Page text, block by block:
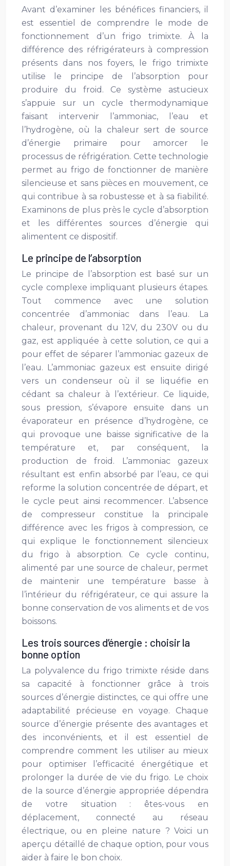
Avant d’examiner les bénéfices financiers, il
est essentiel de comprendre le mode de
fonctionnement d’un frigo trimixte. À la
différence des réfrigérateurs à compression
présents dans nos foyers, le frigo trimixte
utilise le principe de l’absorption pour
produire du froid. Ce système astucieux
s’appuie sur un cycle thermodynamique
faisant intervenir l’ammoniac, l’eau et
l’hydrogène, où la chaleur sert de source
d’énergie primaire pour amorcer le
processus de réfrigération. Cette technologie
permet au frigo de fonctionner de manière
silencieuse et sans pièces en mouvement, ce
qui contribue à sa robustesse et à sa fiabilité.
Examinons de plus près le cycle d’absorption
et les différentes sources d’énergie qui
alimentent ce dispositif.
Le principe de l’absorption
Le principe de l’absorption est basé sur un
cycle complexe impliquant plusieurs étapes.
Tout commence avec une solution
concentrée d’ammoniac dans l’eau. La
chaleur, provenant du 12V, du 230V ou du
gaz, est appliquée à cette solution, ce qui a
pour effet de séparer l’ammoniac gazeux de
l’eau. L’ammoniac gazeux est ensuite dirigé
vers un condenseur où il se liquéfie en
cédant sa chaleur à l’extérieur. Ce liquide,
sous pression, s’évapore ensuite dans un
évaporateur en présence d’hydrogène, ce
qui provoque une baisse significative de la
température et, par conséquent, la
production de froid. L’ammoniac gazeux
résultant est enfin absorbé par l’eau, ce qui
reforme la solution concentrée de départ, et
le cycle peut ainsi recommencer. L’absence
de compresseur constitue la principale
différence avec les frigos à compression, ce
qui explique le fonctionnement silencieux
du frigo à absorption. Ce cycle continu,
alimenté par une source de chaleur, permet
de maintenir une température basse à
l’intérieur du réfrigérateur, ce qui assure la
bonne conservation de vos aliments et de vos
boissons.
Les trois sources d’énergie : choisir la
bonne option
La polyvalence du frigo trimixte réside dans
sa capacité à fonctionner grâce à trois
sources d’énergie distinctes, ce qui offre une
adaptabilité précieuse en voyage. Chaque
source d’énergie présente des avantages et
des inconvénients, et il est essentiel de
comprendre comment les utiliser au mieux
pour optimiser l’efficacité énergétique et
prolonger la durée de vie du frigo. Le choix
de la source d’énergie appropriée dépendra
de votre situation : êtes-vous en
déplacement, connecté au réseau
électrique, ou en pleine nature ? Voici un
aperçu détaillé de chaque option, pour vous
aider à faire le bon choix.